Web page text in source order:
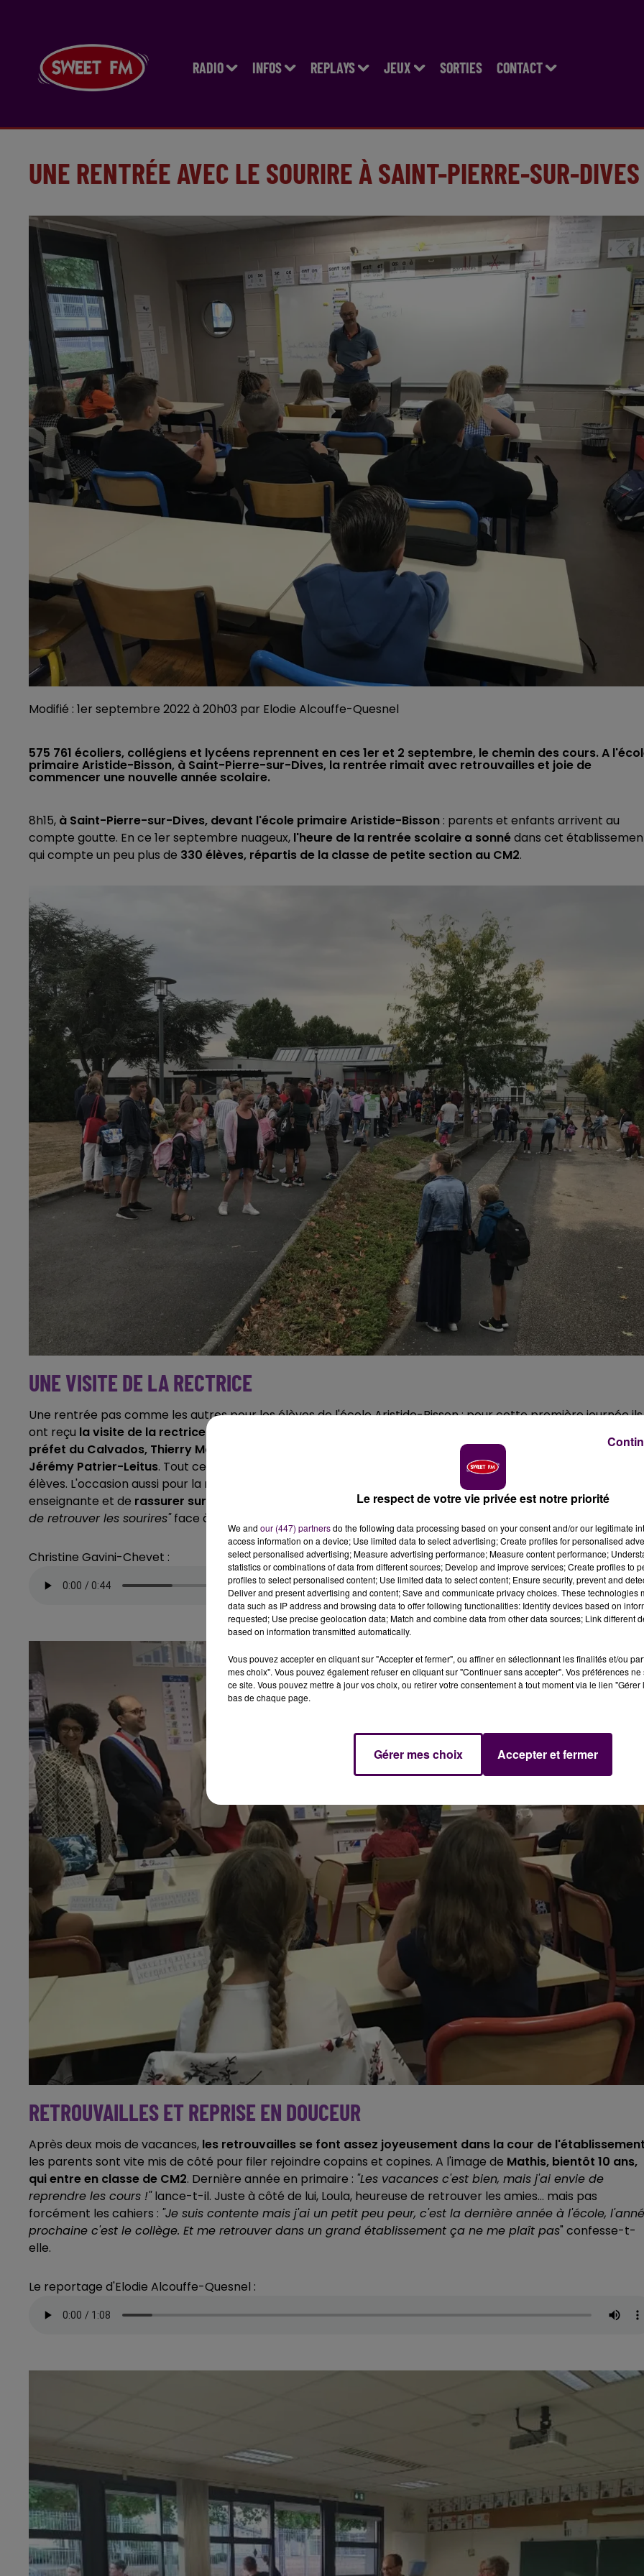
RADIO INFOS REPLAYS JEUX SORTIES CONTACT
UNE RENTRÉE AVEC LE SOURIRE À SAINT-PIERRE-SUR-DIVES
Modifié : 1er septembre 2022 à 20h03 par Elodie Alcouffe-Quesnel
575 761 écoliers, collégiens et lycéens reprennent en ces 1er et 2 septembre, le chemin des cours. A
primaire Aristide-Bisson, à Saint-Pierre-sur-Dives, la rentrée rimait avec retrouvailles et joie de
commencer une nouvelle année scolaire.
8h15, à Saint-Pierre-sur-Dives, devant l'école primaire Aristide-Bisson : parents et enfants arrivent au
compte goutte. En ce 1er septembre nuageux, l'heure de la rentrée scolaire a sonnédans cet
qui compte un peu plus de 330 élèves, répartis de la classe de petite section au CM2.
UNE VISITE DE LA RECTRICE
Une rentrée pas comme les autres pour les élèves de l'école Aristide-Bisson : pour cette première journée ils
ont reçu la visite de la rectrice de l'académie de Normandie, Christine Gavini-Chevet
préfet du Calvados, Thierry Mosimann ou encore du député de la circonscription de Lisieux et Falaise,
Jérémy Patrier-Leitus. Tout ce petit monde a fait un tour des différentes classes pour discuter avec les
élèves. L'occasion aussi pour la représentante de l'Education nationale de saluer le travail fourni par l'équipe
enseignante et de rassurer sur les effectifs d'enseignantsdans la région. Sans oublier de se dire"soulagée
de retrouver les sourires"face à elle après deux rentrées masquées pour cause d'épidémie de Covid-19.
Christine Gavini-Chevet :
RETROUVAILLES ET REPRISE EN DOUCEUR
Après deux mois de vacances, les retrouvailles se font assez joyeusement dans la cour de
les parents sont vite mis de côté pour filer rejoindre copains et copines. A l'image de Mathis, bientôt 10 ans,
qui entre en classe de CM2. Dernière année en primaire : "Les vacances c'est bien, mais j'ai envie de
reprendre les cours !"lance-t-il. Juste à côté de lui, Loula, heureuse de retrouver les amies... mais pas
forcément les cahiers : "Je suis contente mais j'ai un petit peu peur, c'est la dernière année à l'école,
prochaine c'est le collège. Et me retrouver dans un grand établissement ça ne me plaît pas" confesse-t-
elle.
Le reportage d'Elodie Alcouffe-Quesnel :
Le respect de votre vie privée est notre priorité
We and our (447) partnersdo the following data processing based on your consent and/or our legitimate
access information on a device; Use limited data to select advertising; Create profiles for personalised
select personalised advertising; Measure advertising performance; Measure content performance;
statistics or combinations of data from different sources; Develop and improve services; Create profiles to
profiles to select personalised content; Use limited data to select content; Ensure security, prevent and
Deliver and present advertising and content; Save and communicate privacy choices. These technologies
data such as IP address and browsing data to offer following functionalities: Identify devices based on
requested; Use precise geolocation data; Match and combine data from other data sources; Link different
based on information transmitted automatically.
Vous pouvez accepter en cliquant sur "Accepter et fermer", ou affiner en sélectionnant les finalités et/ou
mes choix". Vous pouvez également refuser en cliquant sur "Continuer sans accepter". Vos préférences
ce site. Vous pouvez mettre à jour vos choix, ou retirer votre consentement à tout moment via le lien
bas de chaque page.
Gérer mes choix Accepter et fermer